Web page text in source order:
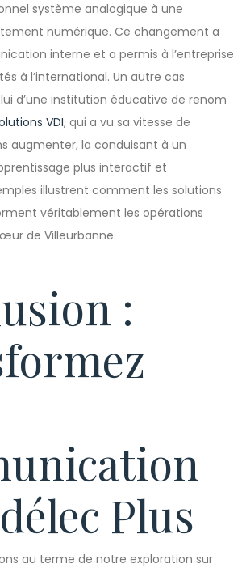
système analogique à une
numérique. Ce changement a
interne et a permis à l’entreprise
à l’international. Un autre cas
d’une institution éducative de renom
VDI, qui a vu sa vitesse de
augmenter, la conduisant à un
plus interactif et
illustrent comment les solutions
véritablement les opérations
de Villeurbanne.
:
Plus
au terme de notre exploration sur